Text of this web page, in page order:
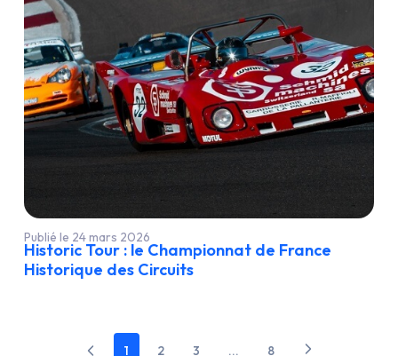
Publié le 24 mars 2026
Historic Tour : le Championnat de France
Historique des Circuits
1 2 3 ... 8